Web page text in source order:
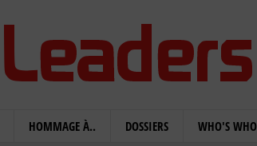
HOMMAGE À.. DOSSIERS WHO'S WHO